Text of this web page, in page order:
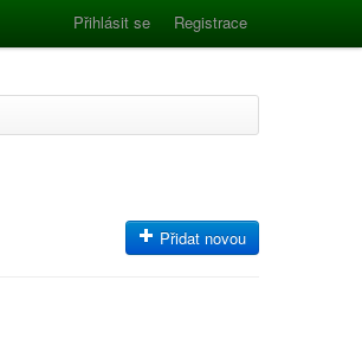
Přihlásit se Registrace
Přidat novou